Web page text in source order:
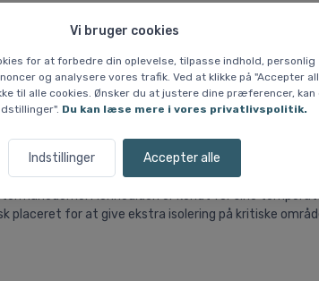
Vi bruger cookies
for at forbedre din oplevelse, tilpasse indhold, personlig
og analysere vores trafik. Ved at klikke på "Accepter
til alle cookies. Ønsker du at justere dine præferencer, kan
Du kan læse mere i vores privatlivspolitik.
Indstillinger Accepter alle
Hvem er vi?
M, skiunderbukser,
varme på kolde dage. De fungerer som et
Merinoulden er kendt for sine
placeret for at give ekstra isolering på kritiske